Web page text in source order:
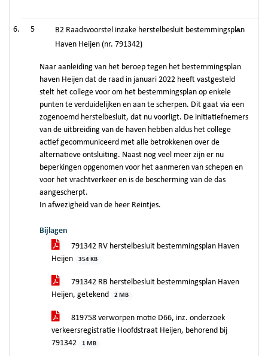
5
B2 Raadsvoorstel inzake herstelbesluit bestemmingsplan
Haven Heijen (nr. 791342)
Naar aanleiding van het beroep tegen het bestemmingsplan
haven Heijen dat de raad in januari 2022 heeft vastgesteld
stelt het college voor om het bestemmingsplan op enkele
punten te verduidelijken en aan te scherpen. Dit gaat via een
zogenoemd herstelbesluit, dat nu voorligt. De initiatiefnemers
van de uitbreiding van de haven hebben aldus het college
actief gecommuniceerd met alle betrokkenen over de
alternatieve ontsluiting. Naast nog veel meer zijn er nu
beperkingen opgenomen voor het aanmeren van schepen en
voor het vrachtverkeer en is de bescherming van de das
aangescherpt.
In afwezigheid van de heer Reintjes.
Bijlagen
791342 RV herstelbesluit bestemmingsplan Haven
Heijen
354 KB
791342 RB herstelbesluit bestemmingsplan Haven
Heijen, getekend
2 MB
819758 verworpen motie D66, inz. onderzoek
verkeersregistratie Hoofdstraat Heijen, behorend bij
791342
1 MB